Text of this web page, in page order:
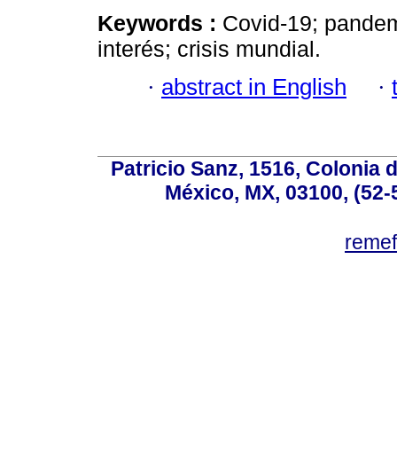
Keywords : Covid-19;
interés; crisis mundial.
· abstract in English ·
Patricio Sanz, 1516, Colonia
México, MX, 03100,